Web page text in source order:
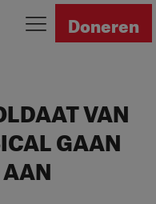
Doneren
VAN
GAAN